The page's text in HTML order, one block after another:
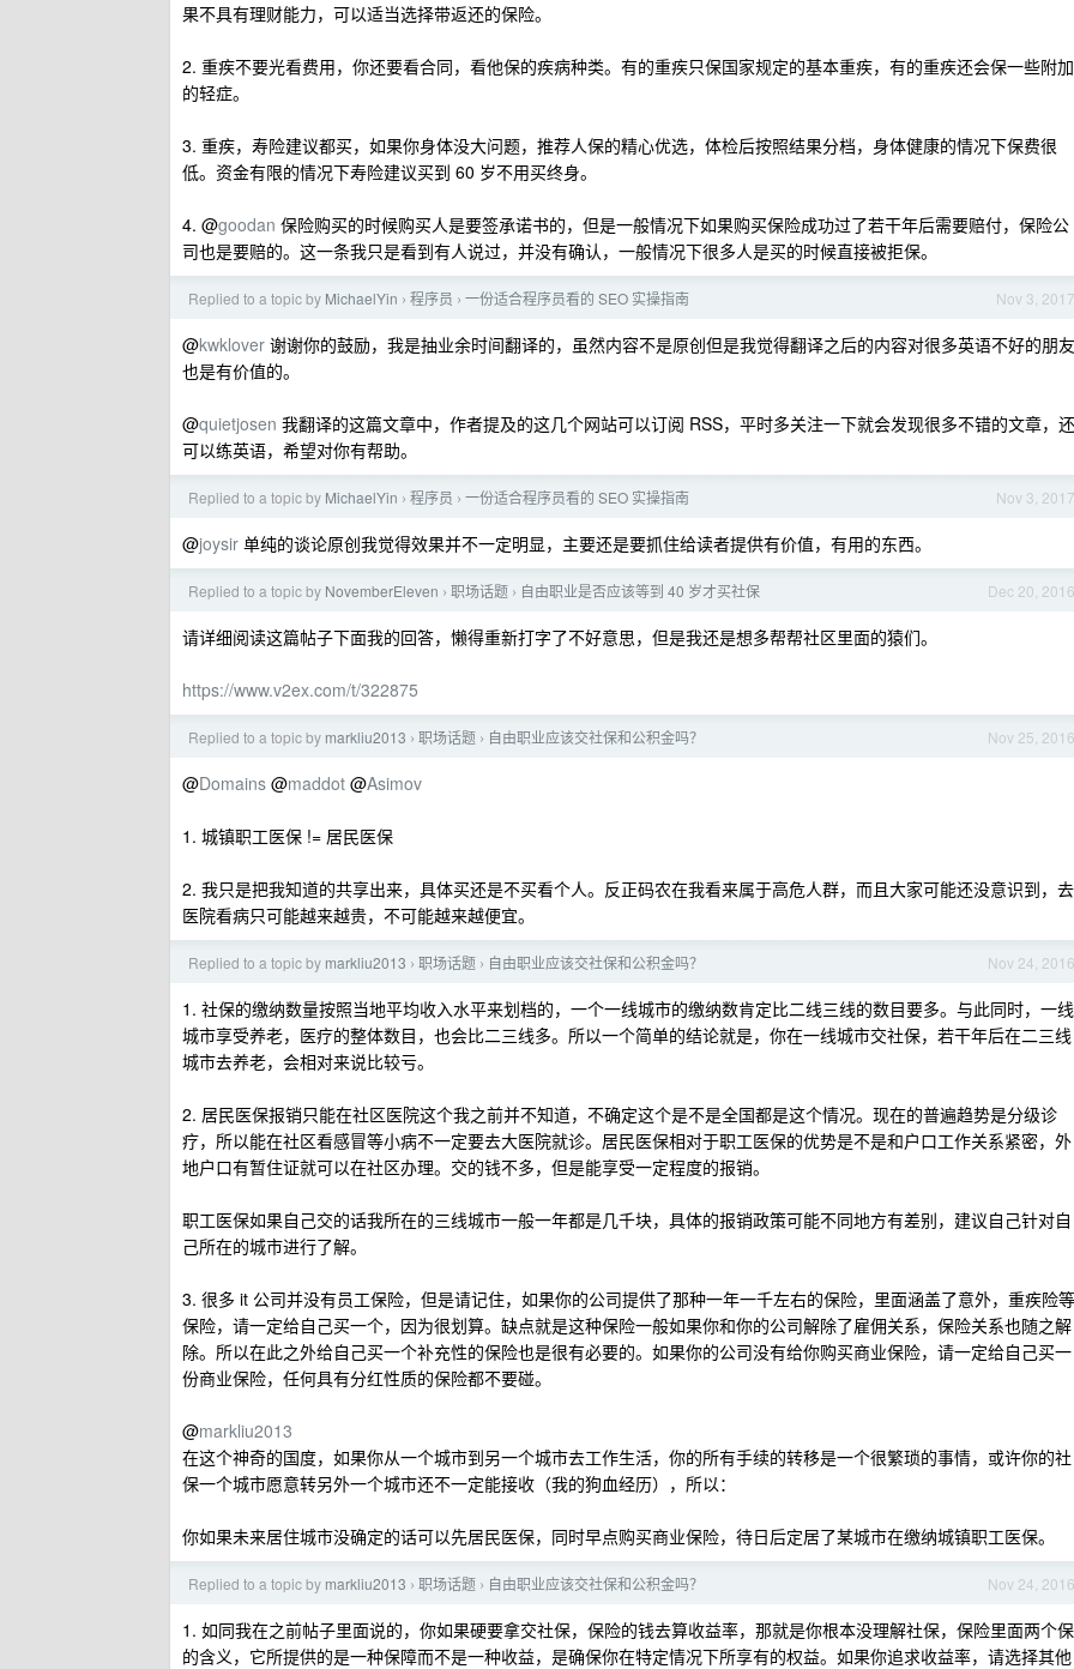
果不具有理财能力，可以适当选择带返还的保险。
2. 重疾不要光看费用，你还要看合同，看他保的疾病种类。有的重疾只保国家规定的基本重疾，有的重疾还会保一些附加
的轻症。
3. 重疾，寿险建议都买，如果你身体没大问题，推荐人保的精心优选，体检后按照结果分档，身体健康的情况下保费很
低。资金有限的情况下寿险建议买到 60 岁不用买终身。
4. @goodan 保险购买的时候购买人是要签承诺书的，但是一般情况下如果购买保险成功过了若干年后需要赔付，保险公
司也是要赔的。这一条我只是看到有人说过，并没有确认，一般情况下很多人是买的时候直接被拒保。
Nov 3, 2017
Replied to a topic by MichaelYin › 程序员 › 一份适合程序员看的 SEO 实操指南
@kwklover 谢谢你的鼓励，我是抽业余时间翻译的，虽然内容不是原创但是我觉得翻译之后的内容对很多英语不好的朋友
也是有价值的。
@quietjosen 我翻译的这篇文章中，作者提及的这几个网站可以订阅 RSS，平时多关注一下就会发现很多不错的文章，还
可以练英语，希望对你有帮助。
Nov 3, 2017
Replied to a topic by MichaelYin › 程序员 › 一份适合程序员看的 SEO 实操指南
@joysir 单纯的谈论原创我觉得效果并不一定明显，主要还是要抓住给读者提供有价值，有用的东西。
Dec 20, 2016
Replied to a topic by NovemberEleven › 职场话题 › 自由职业是否应该等到 40 岁才买社保
请详细阅读这篇帖子下面我的回答，懒得重新打字了不好意思，但是我还是想多帮帮社区里面的猿们。
https://www.v2ex.com/t/322875
Nov 25, 2016
Replied to a topic by markliu2013 › 职场话题 › 自由职业应该交社保和公积金吗？
@Domains @maddot @Asimov
1. 城镇职工医保 != 居民医保
2. 我只是把我知道的共享出来，具体买还是不买看个人。反正码农在我看来属于高危人群，而且大家可能还没意识到，去
医院看病只可能越来越贵，不可能越来越便宜。
Nov 24, 2016
Replied to a topic by markliu2013 › 职场话题 › 自由职业应该交社保和公积金吗？
1. 社保的缴纳数量按照当地平均收入水平来划档的，一个一线城市的缴纳数肯定比二线三线的数目要多。与此同时，一线
城市享受养老，医疗的整体数目，也会比二三线多。所以一个简单的结论就是，你在一线城市交社保，若干年后在二三线
城市去养老，会相对来说比较亏。
2. 居民医保报销只能在社区医院这个我之前并不知道，不确定这个是不是全国都是这个情况。现在的普遍趋势是分级诊
疗，所以能在社区看感冒等小病不一定要去大医院就诊。居民医保相对于职工医保的优势是不是和户口工作关系紧密，外
地户口有暂住证就可以在社区办理。交的钱不多，但是能享受一定程度的报销。
职工医保如果自己交的话我所在的三线城市一般一年都是几千块，具体的报销政策可能不同地方有差别，建议自己针对自
己所在的城市进行了解。
3. 很多 it 公司并没有员工保险，但是请记住，如果你的公司提供了那种一年一千左右的保险，里面涵盖了意外，重疾险等
保险，请一定给自己买一个，因为很划算。缺点就是这种保险一般如果你和你的公司解除了雇佣关系，保险关系也随之解
除。所以在此之外给自己买一个补充性的保险也是很有必要的。如果你的公司没有给你购买商业保险，请一定给自己买一
份商业保险，任何具有分红性质的保险都不要碰。
@markliu2013
在这个神奇的国度，如果你从一个城市到另一个城市去工作生活，你的所有手续的转移是一个很繁琐的事情，或许你的社
保一个城市愿意转另外一个城市还不一定能接收（我的狗血经历），所以：
你如果未来居住城市没确定的话可以先居民医保，同时早点购买商业保险，待日后定居了某城市在缴纳城镇职工医保。
Nov 24, 2016
Replied to a topic by markliu2013 › 职场话题 › 自由职业应该交社保和公积金吗？
1. 如同我在之前帖子里面说的，你如果硬要拿交社保，保险的钱去算收益率，那就是你根本没理解社保，保险里面两个保
的含义，它所提供的是一种保障而不是一种收益，是确保你在特定情况下所享有的权益。如果你追求收益率，请选择其他